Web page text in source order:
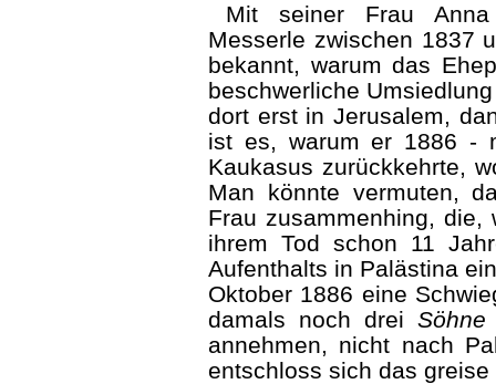
Mit seiner Frau
Messerle zwischen 1837
bekannt, warum das
beschwerliche
dort erst in Jerusalem,
ist es, warum er 1886 -
Kaukasus zurückkehrte,
Man könnte vermuten,
Frau zusammenhing,
ihrem Tod schon 11
Aufenthalts in Palästina
Oktober 1886 eine
damals noch dreiSöhne
annehmen, nicht nach
entschloss sich das